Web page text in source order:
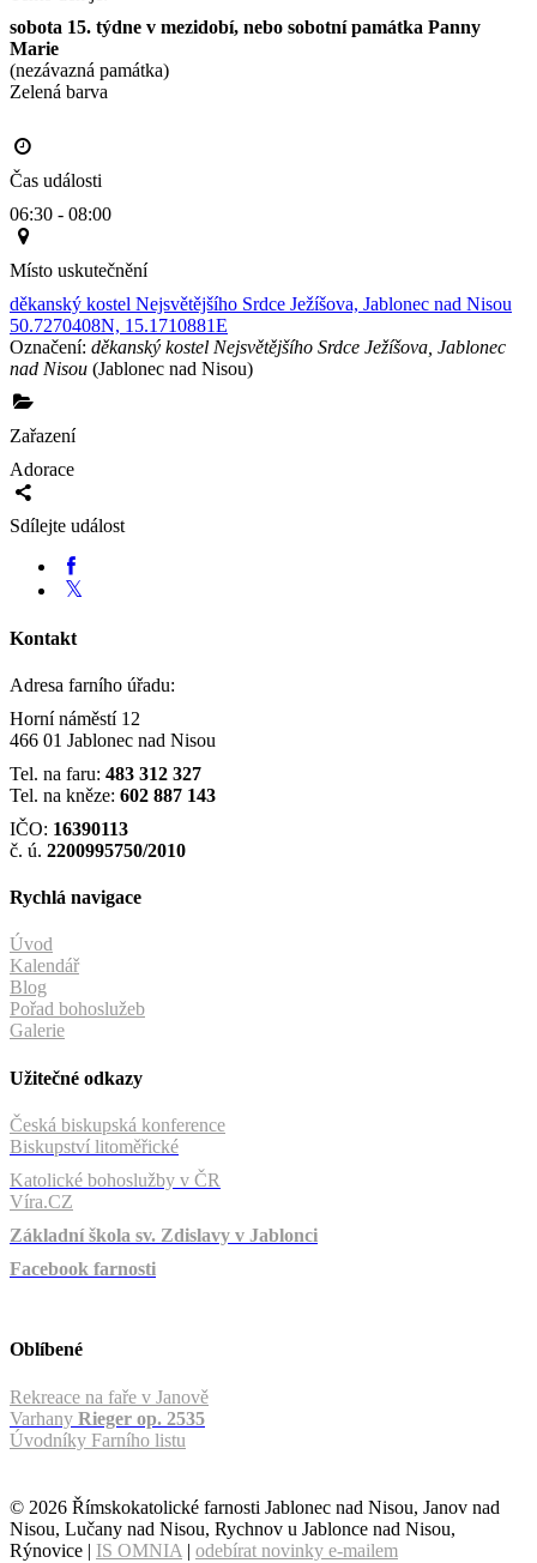
sobota 15. týdne v mezidobí, nebo sobotní památka Panny
Marie
(nezávazná památka)
Zelená barva
Čas události
06:30 - 08:00
Místo uskutečnění
děkanský kostel Nejsvětějšího Srdce Ježíšova, Jablonec nad Nisou
50.7270408N, 15.1710881E
Označení: děkanský kostel Nejsvětějšího Srdce Ježíšova, Jablonec
nad Nisou (Jablonec nad Nisou)
Zařazení
Adorace
Sdílejte událost
Kontakt
Adresa farního úřadu:
Horní náměstí 12
466 01 Jablonec nad Nisou
Tel. na faru: 483 312 327
Tel. na kněze: 602 887 143
IČO: 16390113
č. ú. 2200995750/2010
Rychlá navigace
Úvod
Kalendář
Blog
Pořad bohoslužeb
Galerie
Užitečné odkazy
Česká biskupská konference
Biskupství litoměřické
Katolické bohoslužby v ČR
Víra.CZ
Základní škola sv. Zdislavy v Jablonci
Facebook farnosti
Oblíbené
Rekreace na faře v Janově
Varhany Rieger op. 2535
Úvodníky Farního listu
© 2026 Římskokatolické farnosti Jablonec nad Nisou, Janov nad
Nisou, Lučany nad Nisou, Rychnov u Jablonce nad Nisou,
Rýnovice | IS OMNIA | odebírat novinky e-mailem